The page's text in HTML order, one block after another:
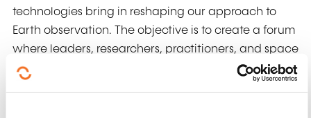
technologies bring in reshaping our approach to
Earth observation. The objective is to create a forum
where leaders, researchers, practitioners, and space
enthusiasts converge to present and discuss recent